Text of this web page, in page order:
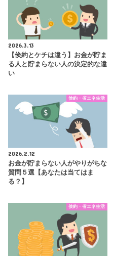
2026.3.13
【倹約とケチは違う】お金が貯ま
る人と貯まらない人の決定的な違
い
倹約・省エネ生活
2026.2.12
お金が貯まらない人がやりがちな
質問５選【あなたは当てはま
る？】
倹約・省エネ生活